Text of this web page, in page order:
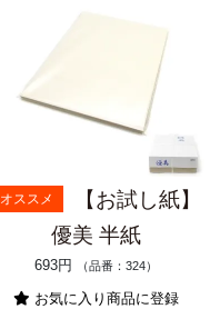
オススメ
【お試し紙】
優美 半紙
693円 （品番：324）
お気に入り商品に登録